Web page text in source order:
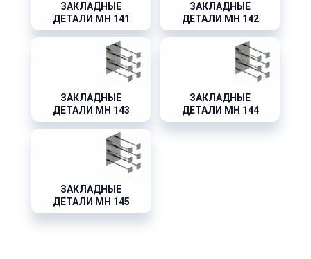
ЗАКЛАДНЫЕ
ДЕТАЛИ МН 141
ЗАКЛАДНЫЕ
ДЕТАЛИ МН 142
ЗАКЛАДНЫЕ
ДЕТАЛИ МН 143
ЗАКЛАДНЫЕ
ДЕТАЛИ МН 144
ЗАКЛАДНЫЕ
ДЕТАЛИ МН 145